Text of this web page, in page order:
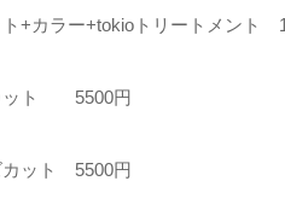
+カラー+tokioトリートメント
ット 5500円
ット 5500円